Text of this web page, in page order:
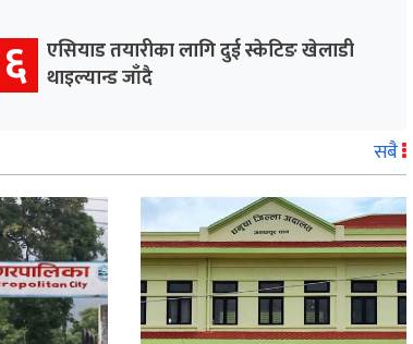
६ एसियाड तयारीका लागि दुई स्केटिङ खेलाडी
थाइल्यान्ड जाँदै
सबै